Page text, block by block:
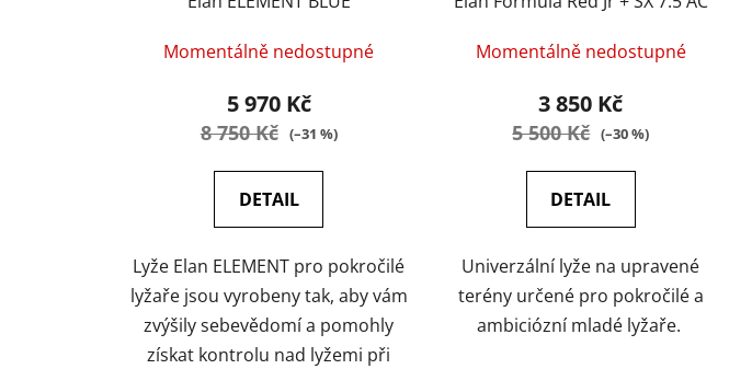
Momentálně nedostupné
5 970 Kč
8 750 Kč (–31 %)
DETAIL
Lyže Elan ELEMENT pro pokročilé
lyžaře jsou vyrobeny tak, aby vám
zvýšily sebevědomí a pomohly
získat kontrolu nad lyžemi při
Momentálně nedostupné
3 850 Kč
5 500 Kč (–30 %)
DETAIL
Univerzální lyže na upravené
terény určené pro pokročilé a
ambiciózní mladé lyžaře.